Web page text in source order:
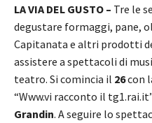
LA VIA DEL GUSTO – Tre le
degustare formaggi, pane,
Capitanata e altri prodotti
assistere a spettacoli di
teatro. Si comincia il 26con
“Www.vi racconto il
Grandin. A seguire lo